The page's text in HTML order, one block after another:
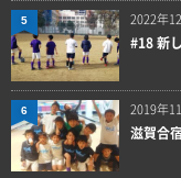
2022年
#18 新
5
2019年
滋賀合
6